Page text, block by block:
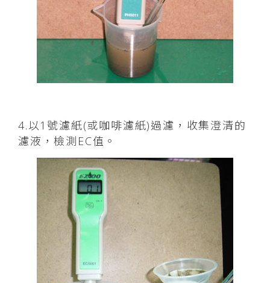
4.以1號濾紙(或咖啡濾紙)過濾，收集澄清的
濾液，檢測EC值。